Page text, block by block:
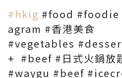
#hkig #food #foodie
agram #香港美食
#vegetables
+ #beef #日式火鍋放
#waygu #beef